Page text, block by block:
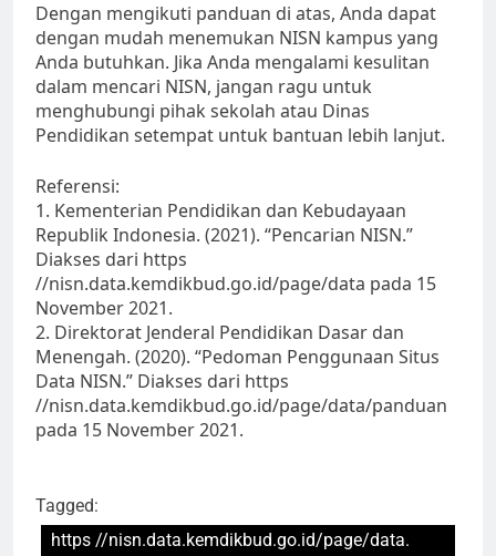
Dengan mengikuti panduan di atas, Anda dapat
dengan mudah menemukan NISN kampus yang
Anda butuhkan. Jika Anda mengalami kesulitan
dalam mencari NISN, jangan ragu untuk
menghubungi pihak sekolah atau Dinas
Pendidikan setempat untuk bantuan lebih lanjut.
Referensi:
1. Kementerian Pendidikan dan Kebudayaan
Republik Indonesia. (2021). “Pencarian NISN.”
Diakses dari https
//nisn.data.kemdikbud.go.id/page/data pada 15
November 2021.
2. Direktorat Jenderal Pendidikan Dasar dan
Menengah. (2020). “Pedoman Penggunaan Situs
Data NISN.” Diakses dari https
//nisn.data.kemdikbud.go.id/page/data/panduan
pada 15 November 2021.
Tagged:
https //nisn.data.kemdikbud.go.id/page/data.